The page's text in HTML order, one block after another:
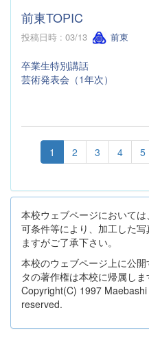
前東TOPIC
投稿日時 : 03/13 前東
卒業生特別講話
芸術発表会（1年次）
1 2 3 4 5
本校ウェブページにおいて
可条件等により、加工した
ますがご了承下さい。
本校のウェブページ上に公
タの著作権は本校に帰属し
Copyright(C) 1997
reserved.